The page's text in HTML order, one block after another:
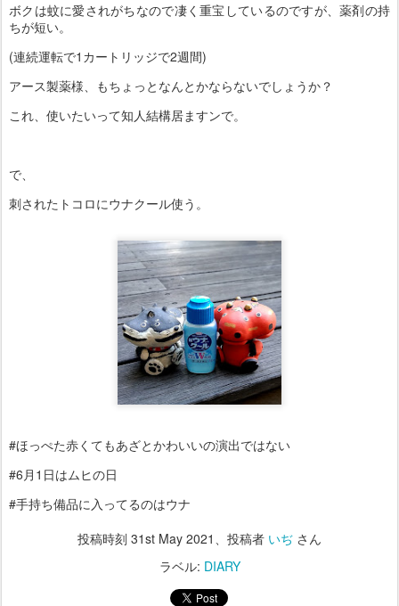
ボクは蚊に愛されがちなので凄く重宝しているのですが、薬剤の持
ちが短い。
(連続運転で1カートリッジで2週間)
アース製薬様、もちょっとなんとかならないでしょうか？
これ、使いたいって知人結構居ますンで。
で、
刺されたトコロにウナクール使う。
#ほっぺた赤くてもあざとかわいいの演出ではない
#6月1日はムヒの日
#手持ち備品に入ってるのはウナ
投稿時刻 31st May 2021 、投稿者 いぢ さん
ラベル: DIARY